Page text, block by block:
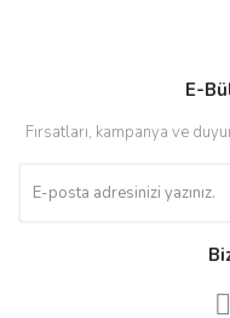
E-
Fırsatları, kampanya ve